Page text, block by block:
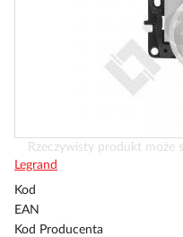
Przejdź
na
początek
Rzeczywisty produkt może
Legrand
Kod
EAN
Kod Producenta